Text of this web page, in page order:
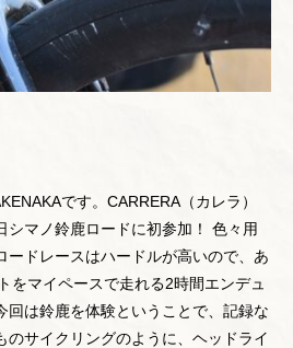
です。CARRERA（カレラ）
シマノ鈴鹿ロードに初参加！ 色々用
ードレースはハードルが高いので、あ
をマイペースで走れる2時間エンデュ
回は鈴鹿を体験ということで、記録な
のサイクリングのように、ヘッドライ